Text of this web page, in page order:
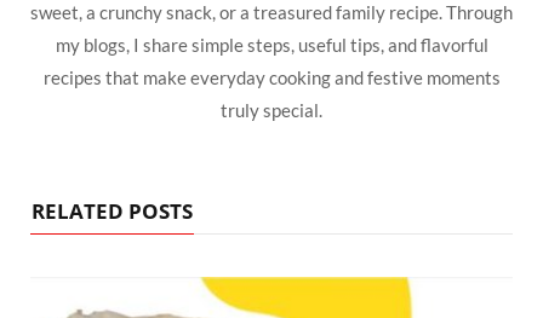
sweet, a crunchy snack, or a treasured family recipe. Through
my blogs, I share simple steps, useful tips, and flavorful
recipes that make everyday cooking and festive moments
truly special.
RELATED POSTS